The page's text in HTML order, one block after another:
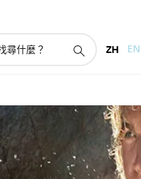
ZH EN